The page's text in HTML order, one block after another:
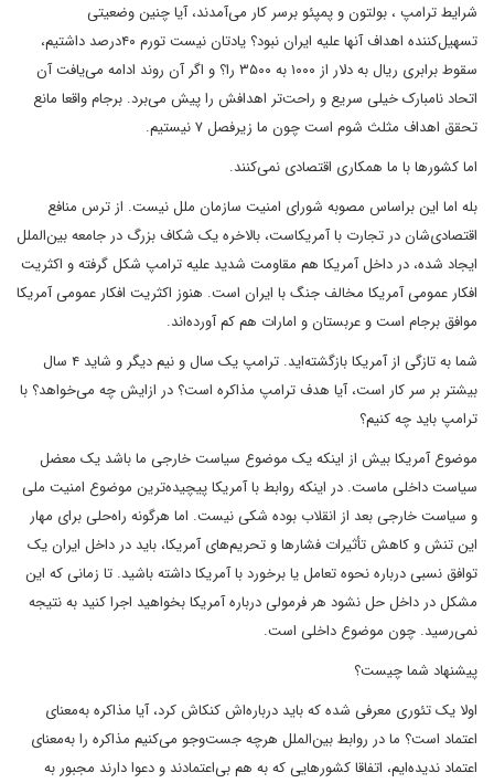
شرایط ترامپ ، بولتون و پمپئو برسر کار می‌آمدند، آیا چنین وضعیتی
تسهیل‌کننده اهداف آنها علیه ایران نبود؟ یادتان نیست تورم ۴۰درصد داشتیم،
سقوط برابری ریال به دلار از ۱۰۰۰ به ۳۵۰۰ را؟ و اگر آن روند ادامه می‌یافت آن
اتحاد نامبارک خیلی سریع و راحت‌تر اهدافش را پیش می‌برد. برجام واقعا مانع
تحقق اهداف مثلث شوم است چون ما زیرفصل ۷ نیستیم.
اما کشورها با ما همکاری اقتصادی نمی‌کنند.
بله اما این براساس مصوبه شورای امنیت سازمان ملل نیست. از ترس منافع
اقتصادی‌شان در تجارت با آمریکاست، بالاخره یک شکاف بزرگ در جامعه بین‌الملل
ایجاد شده، در داخل آمریکا هم مقاومت شدید علیه ترامپ شکل گرفته و اکثریت
افکار عمومی آمریکا مخالف جنگ با ایران است. هنوز اکثریت افکار عمومی آمریکا
موافق برجام است و عربستان و امارات هم کم آورده‌اند.
شما به تازگی از آمریکا بازگشته‌اید. ترامپ یک سال و نیم دیگر و شاید ۴ سال
بیشتر بر سر کار است، آیا هدف ترامپ مذاکره است؟ در ازایش چه می‌خواهد؟ با
ترامپ باید چه کنیم؟
موضوع آمریکا بیش از اینکه یک موضوع سیاست خارجی ما باشد یک معضل
سیاست داخلی ماست. در اینکه روابط با آمریکا پیچیده‌ترین موضوع امنیت ملی
و سیاست خارجی بعد از انقلاب بوده شکی نیست. اما هرگونه راه‌حلی برای مهار
این تنش و کاهش تأثیرات فشارها و تحریم‌های آمریکا، باید در داخل ایران یک
توافق نسبی درباره نحوه تعامل یا برخورد با آمریکا داشته باشید. تا زمانی که این
مشکل در داخل حل نشود هر فرمولی درباره آمریکا بخواهید اجرا کنید به نتیجه
نمی‌رسید. چون موضوع داخلی است.
پیشنهاد شما چیست؟
اولا یک تئوری معرفی شده که باید درباره‌اش کنکاش کرد، آیا مذاکره به‌معنای
اعتماد است؟ ما در روابط بین‌الملل هرچه جست‌وجو می‌کنیم مذاکره را به‌معنای
اعتماد ندیده‌ایم، اتفاقا کشورهایی که به هم بی‌اعتمادند و دعوا دارند مجبور به